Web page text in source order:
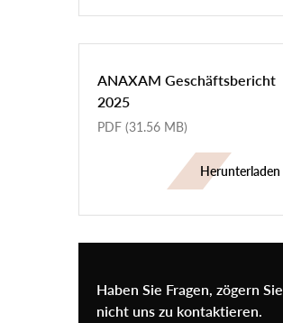
ANAXAM Geschäftsbericht
2025
PDF (31.56 MB)
Herunterladen
Haben Sie Fragen, zögern Sie
nicht uns zu kontaktieren.